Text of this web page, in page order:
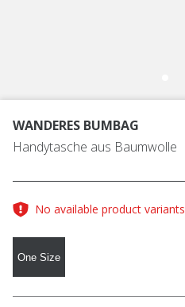
WANDERES BUMBAG
Handytasche aus Baumwolle
No available product variants
One Size